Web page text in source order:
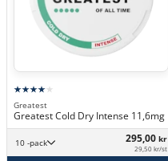
Greatest
Greatest Cold Dry Intense 11,6mg
10 -pack 295,00 kr
29,50 kr/st